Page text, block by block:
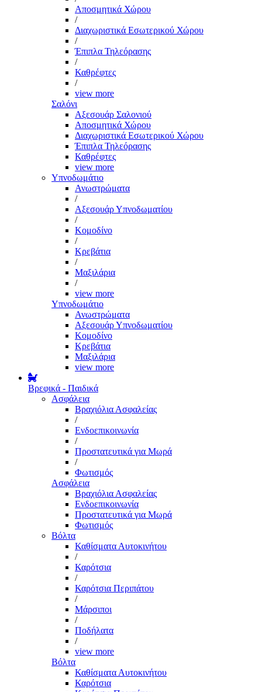
Αποσμητικά Χώρου
/
Διαχωριστικά Εσωτερικού Χώρου
/
Έπιπλα Τηλεόρασης
/
Καθρέφτες
/
view more
Σαλόνι
Αξεσουάρ Σαλονιού
Αποσμητικά Χώρου
Διαχωριστικά Εσωτερικού Χώρου
Έπιπλα Τηλεόρασης
Καθρέφτες
view more
Υπνοδωμάτιο
Ανωστρώματα
/
Αξεσουάρ Υπνοδωματίου
/
Κομοδίνο
/
Κρεβάτια
/
Μαξιλάρια
/
view more
Υπνοδωμάτιο
Ανωστρώματα
Αξεσουάρ Υπνοδωματίου
Κομοδίνο
Κρεβάτια
Μαξιλάρια
view more
Βρεφικά - Παιδικά
Ασφάλεια
Βραχιόλια Ασφαλείας
/
Ενδοεπικοινωνία
/
Προστατευτικά για Μωρά
/
Φωτισμός
Ασφάλεια
Βραχιόλια Ασφαλείας
Ενδοεπικοινωνία
Προστατευτικά για Μωρά
Φωτισμός
Βόλτα
Καθίσματα Αυτοκινήτου
/
Καρότσια
/
Καρότσια Περιπάτου
/
Μάρσιποι
/
Ποδήλατα
/
view more
Βόλτα
Καθίσματα Αυτοκινήτου
Καρότσια